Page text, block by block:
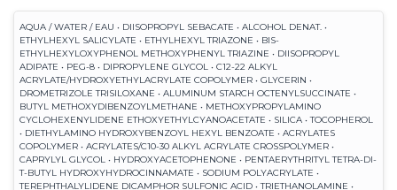
AQUA / WATER / EAU • DIISOPROPYL SEBACATE • ALCOHOL DENAT. •
ETHYLHEXYL SALICYLATE • ETHYLHEXYL TRIAZONE • BIS-
ETHYLHEXYLOXYPHENOL METHOXYPHENYL TRIAZINE • DIISOPROPYL
ADIPATE • PEG-8 • DIPROPYLENE GLYCOL • C12-22 ALKYL
ACRYLATE/HYDROXYETHYLACRYLATE COPOLYMER • GLYCERIN •
DROMETRIZOLE TRISILOXANE • ALUMINUM STARCH OCTENYLSUCCINATE •
BUTYL METHOXYDIBENZOYLMETHANE • METHOXYPROPYLAMINO
CYCLOHEXENYLIDENE ETHOXYETHYLCYANOACETATE • SILICA • TOCOPHEROL
• DIETHYLAMINO HYDROXYBENZOYL HEXYL BENZOATE • ACRYLATES
COPOLYMER • ACRYLATES/C10-30 ALKYL ACRYLATE CROSSPOLYMER •
CAPRYLYL GLYCOL • HYDROXYACETOPHENONE • PENTAERYTHRITYL TETRA-DI-
T-BUTYL HYDROXYHYDROCINNAMATE • SODIUM POLYACRYLATE •
TEREPHTHALYLIDENE DICAMPHOR SULFONIC ACID • TRIETHANOLAMINE •